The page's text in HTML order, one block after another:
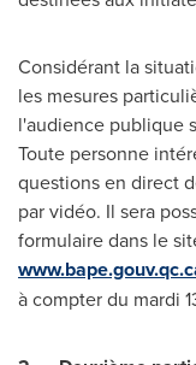
Considérant la
les mesures
l'audience publique
Toute personne
questions en direct
par vidéo. Il sera
formulaire dans le
à compter du mardi